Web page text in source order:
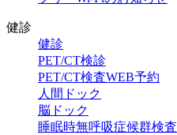
健診
健診
PET/CT検診
PET/CT検査WEB予約
人間ドック
脳ドック
睡眠時無呼吸症候群検査